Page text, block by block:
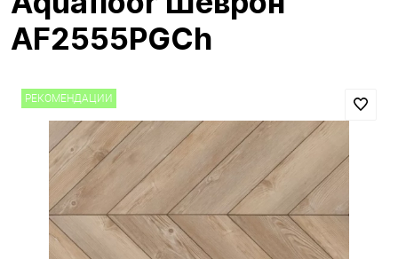
AF2555PGCh
РЕКОМЕНДАЦИИ